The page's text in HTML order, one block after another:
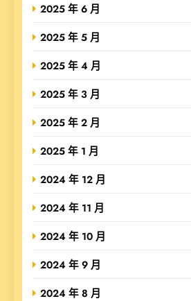
2025 年 6 月
2025 年 5 月
2025 年 4 月
2025 年 3 月
2025 年 2 月
2025 年 1 月
2024 年 12 月
2024 年 11 月
2024 年 10 月
2024 年 9 月
2024 年 8 月